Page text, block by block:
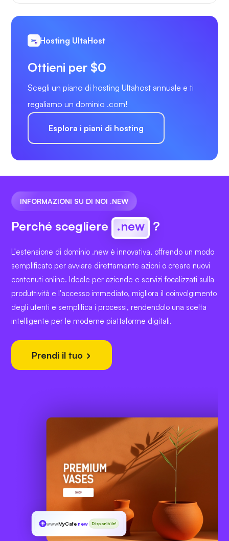
Hosting UltaHost
Ottieni per $0
Scegli un piano di hosting Ultahost annuale e ti
regaliamo un dominio .com!
Esplora i piani di hosting
INFORMAZIONI SU DI NOI .NEW
Perché scegliere .new ?
L'estensione di dominio .new è innovativa, offrendo un modo
semplificato per avviare direttamente azioni o creare nuovi
contenuti online. Ideale per aziende e servizi focalizzati sulla
produttività e l'accesso immediato, migliora il coinvolgimento
degli utenti e semplifica i processi, rendendolo una scelta
intelligente per le moderne piattaforme digitali.
Prendi il tuo
wwwMyCafe.new Disponibile!